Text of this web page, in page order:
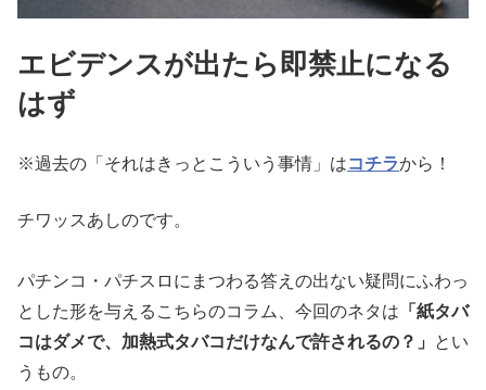
エビデンスが出たら即禁止になる
はず
※過去の「それはきっとこういう事情」はコチラから！
チワッスあしのです。
パチンコ・パチスロにまつわる答えの出ない疑問にふわっ
とした形を与えるこちらのコラム、今回のネタは 「紙タバ
コはダメで、加熱式タバコだけなんで許されるの？」
とい
うもの。